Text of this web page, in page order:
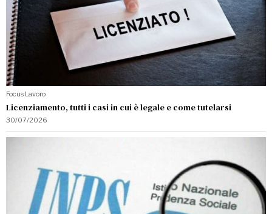
Focus·Lavoro
Licenziamento, tutti i casi in cui è legale e come tutelarsi
30/07/2026